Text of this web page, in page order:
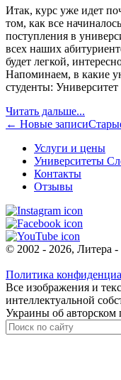
Итак, курс уже идет
том, как все
поступления в
всех наших
будет легкой,
Напоминаем, в какие
студенты:
Читать дальше...
← Новые записи
Услуги и цены
Университеты
Контакты
Отзывы
© 2002 - 2026, Литера
Политика
Все изображения и
интеллектуальной
Украины об авторском